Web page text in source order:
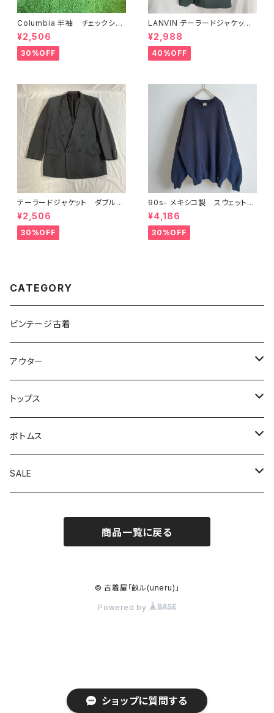
ショップに質問する
Columbia 半袖 チェックシャ
ツ L ブルー グリーン
¥2,506
30%OFF
LANVIN テーラードジャケット
ダークグリーン
¥2,988
40%OFF
テーラードジャケット ダブル
グレー オーバーサイズ
¥2,506
30%OFF
90s- メキシコ製 スウェット
Russel Athletic ネイビー
¥4,186
30%OFF
CATEGORY
ビンテージ古着
アウター
アウトドアジャケット
カバーオール
コート
テーラードジャケット
その他アウター
トップス
カーディガン
スウェット
その他トップス
ボトムス
オーバーオール
SALE
商品一覧に戻る
© 古着屋「畝ル(uneru)」
Powered by